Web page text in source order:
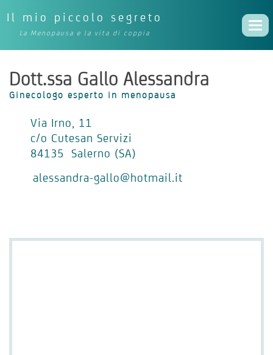
Il mio piccolo segreto
La Menopausa e la vita di coppia
Dott.ssa Gallo Alessandra
Ginecologo esperto in menopausa
Via Irno, 11
c/o Cutesan Servizi
84135 Salerno (SA)
alessandra-gallo@hotmail.it